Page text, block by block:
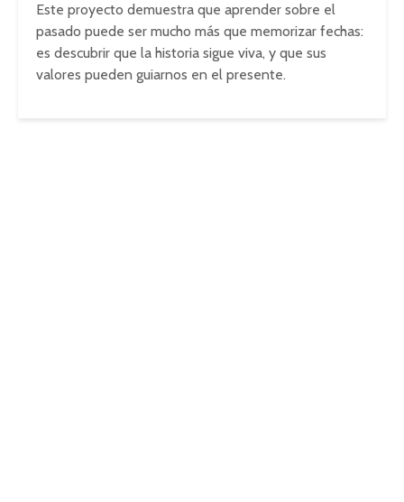
Este proyecto demuestra que aprender sobre el
pasado puede ser mucho más que memorizar fechas:
es descubrir que la historia sigue viva, y que sus
valores pueden guiarnos en el presente.